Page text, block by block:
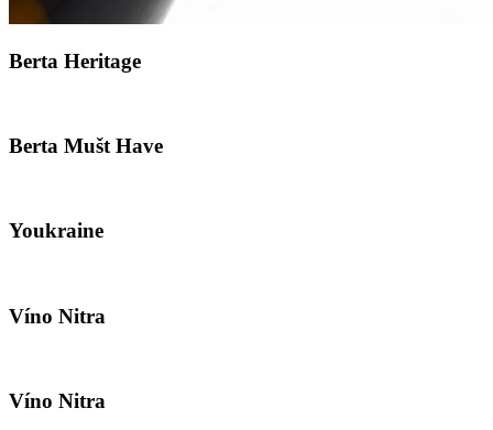
Berta Heritage
Berta Mušt Have
Youkraine
Víno Nitra
Víno Nitra